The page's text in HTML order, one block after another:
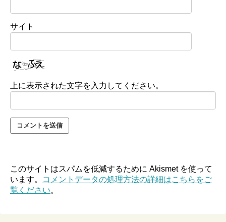
サイト
上に表示された文字を入力してください。
このサイトはスパムを低減するために Akismet を使って
います。
コメントデータの処理方法の詳細はこちらをご
覧ください。